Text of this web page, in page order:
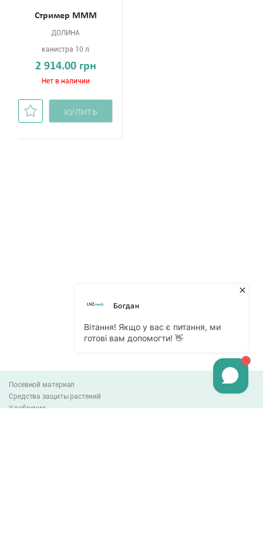
Стример МММ
ДОЛИНА
канистра 10 л
2 914.00 грн
Нет в наличии
КУПИТЬ
Посевной материал
Средства защиты растений
Удобрения